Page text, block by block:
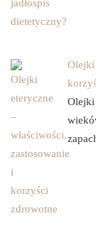
Olejki
Olejki